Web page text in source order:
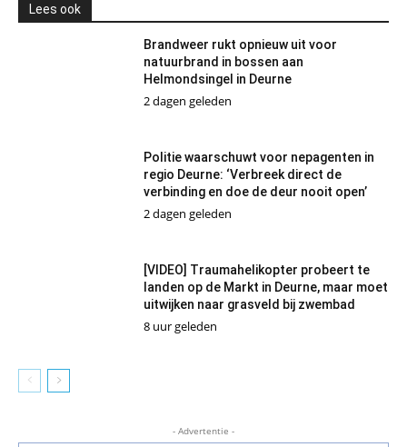
Lees ook
Brandweer rukt opnieuw uit voor
natuurbrand in bossen aan
Helmondsingel in Deurne
2 dagen geleden
Politie waarschuwt voor nepagenten in
regio Deurne: ‘Verbreek direct de
verbinding en doe de deur nooit open’
2 dagen geleden
[VIDEO] Traumahelikopter probeert te
landen op de Markt in Deurne, maar moet
uitwijken naar grasveld bij zwembad
8 uur geleden
- Advertentie -